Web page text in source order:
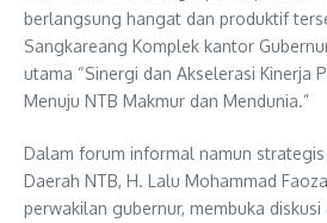
berlangsung hangat dan produktif
Sangkareang Komplek kantor
utama “Sinergi dan Akselerasi Kinerja
Menuju NTB Makmur dan Mendunia.”
Dalam forum informal namun strategis
Daerah NTB, H. Lalu Mohammad
perwakilan gubernur, membuka